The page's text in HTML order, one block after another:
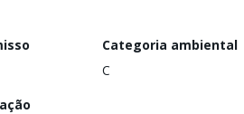
Categoria ambiental
C